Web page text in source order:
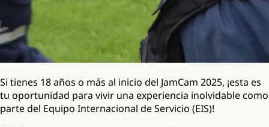
Si tienes 18 años o más al inicio del JamCam 2025, ¡esta es
tu oportunidad para vivir una experiencia inolvidable como
parte del Equipo Internacional de Servicio (EIS)!